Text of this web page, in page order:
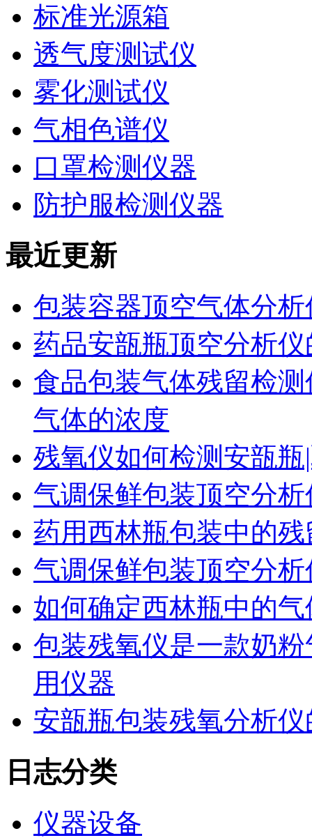
标准光源箱
透气度测试仪
雾化测试仪
气相色谱仪
口罩检测仪器
防护服检测仪器
最近更新
包装容器顶空气体分
药品安瓿瓶顶空分析
食品包装气体残留检
气体的浓度
残氧仪如何检测安瓿
气调保鲜包装顶空分
药用西林瓶包装中的
气调保鲜包装顶空分
如何确定西林瓶中的
包装残氧仪是一款奶
用仪器
安瓿瓶包装残氧分析
日志分类
仪器设备